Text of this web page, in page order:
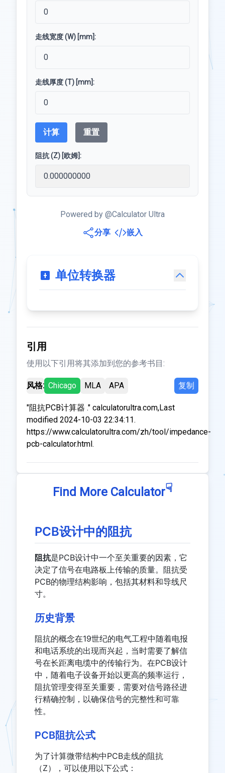
走线宽度 (W) [mm]:
走线厚度 (T) [mm]:
计算 重置
阻抗 (Z) [欧姆]:
Powered by @Calculator Ultra
分享
嵌入
单位转换器
引用
使用以下引用将其添加到您的参考书目:
风格: Chicago MLA APA 复制
"阻抗PCB计算器 ." calculatorultra.com,Last
modified 2024-10-03 22:34:11.
https://www.calculatorultra.com/zh/tool/impedance-
pcb-calculator.html.
Find More Calculator☟
PCB设计中的阻抗
阻抗是PCB设计中一个至关重要的因素，它
决定了信号在电路板上传输的质量。阻抗受
PCB的物理结构影响，包括其材料和导线尺
寸。
历史背景
阻抗的概念在19世纪的电气工程中随着电报
和电话系统的出现而兴起，当时需要了解信
号在长距离电缆中的传输行为。在PCB设计
中，随着电子设备开始以更高的频率运行，
阻抗管理变得至关重要，需要对信号路径进
行精确控制，以确保信号的完整性和可靠
性。
PCB阻抗公式
为了计算微带结构中PCB走线的阻抗
（Z），可以使用以下公式：